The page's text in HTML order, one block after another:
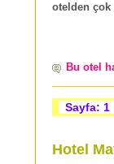
otelden çok
Bu otel
Sayfa: 1
Hotel